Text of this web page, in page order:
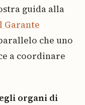
guida alla
Garante
che uno
a coordinare
organi di